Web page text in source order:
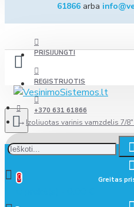
61866arba
PRISIJUNGTI
REGISTRUOTIS
+370 631 61866
0
Izoliuotas varinis vamzdelis 7/
Greitas